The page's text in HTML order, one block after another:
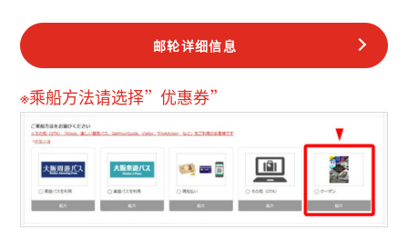
邮轮详细信息
※乘船方法请选择”优惠券”